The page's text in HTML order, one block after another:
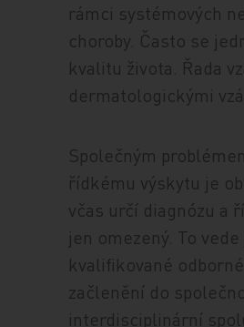
rámci systémových
choroby. Často se
kvalitu života. Řada
dermatologickými
Společným
řídkému výskytu je
včas určí diagnózu a
jen omezený. To
kvalifikované
začlenění do
interdisciplinární